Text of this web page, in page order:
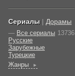
Сериалы | Дорамы
— Все сериалы 13736
Русские
Зарубежные
Турецкие
Жанры
►